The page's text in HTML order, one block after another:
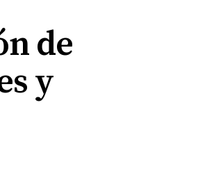
de
y